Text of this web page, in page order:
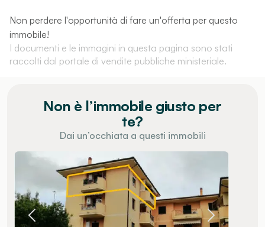
Non perdere l'opportunità di fare un'offerta per questo
immobile!
I documenti e le immagini in questa pagina sono stati
raccolti dal portale di vendite pubbliche ministeriale.
Non è l’immobile giusto per
te?
Dai un’occhiata a questi immobili